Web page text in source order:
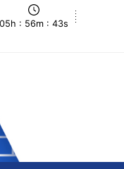
05h : 56m : 43s